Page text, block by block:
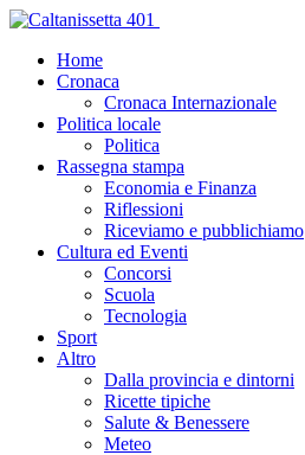
Home
Cronaca
Cronaca Internazionale
Politica locale
Politica
Rassegna stampa
Economia e Finanza
Riflessioni
Riceviamo e pubblichiamo
Cultura ed Eventi
Concorsi
Scuola
Tecnologia
Sport
Altro
Dalla provincia e dintorni
Ricette tipiche
Salute & Benessere
Meteo